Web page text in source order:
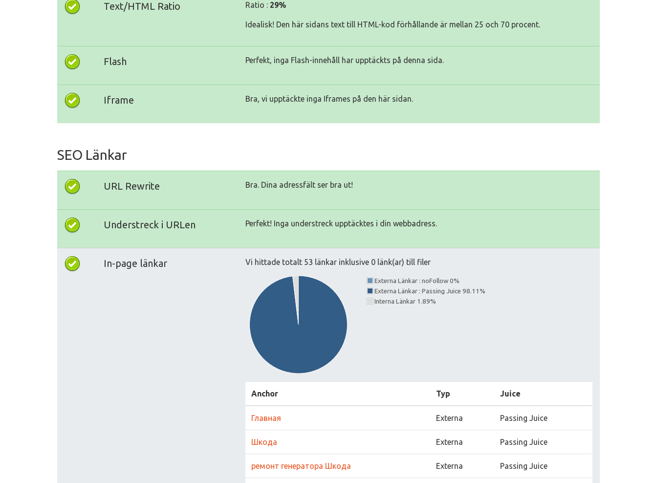
Text/HTML Ratio Ratio : 29%
Idealisk! Den här sidans text till HTML-kod förhållande är mellan 25 och 70 procent.
Flash Perfekt, inga Flash-innehåll har upptäckts på denna sida.
Iframe Bra, vi upptäckte inga Iframes på den här sidan.
SEO Länkar
URL Rewrite Bra. Dina adressfält ser bra ut!
Understreck i URLen Perfekt! Inga understreck upptäcktes i din webbadress.
In-page länkar Vi hittade totalt 53 länkar inklusive 0 länk(ar) till filer
Externa Länkar : noFollow 0%
Externa Länkar : Passing Juice 98.11%
Interna Länkar 1.89%
Anchor Typ Juice
Главная Externa Passing Juice
Шкода Externa Passing Juice
ремонт генератора Шкода Externa Passing Juice